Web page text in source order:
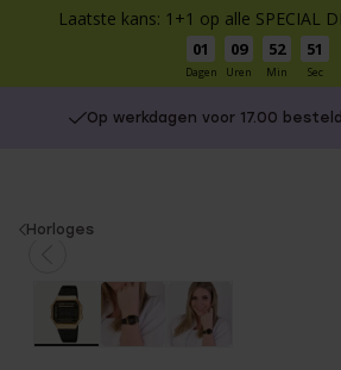
Laatste kans: 1+1 op alle SPECIAL
01
Dagen
09
Uren
52
Min
51
Sec
Op werkdagen voor 17.00
You
here:
Horloges